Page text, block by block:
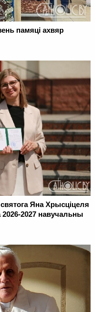
памяці ахвяр
Яна Хрысціцеля
2026-2027 навучальны